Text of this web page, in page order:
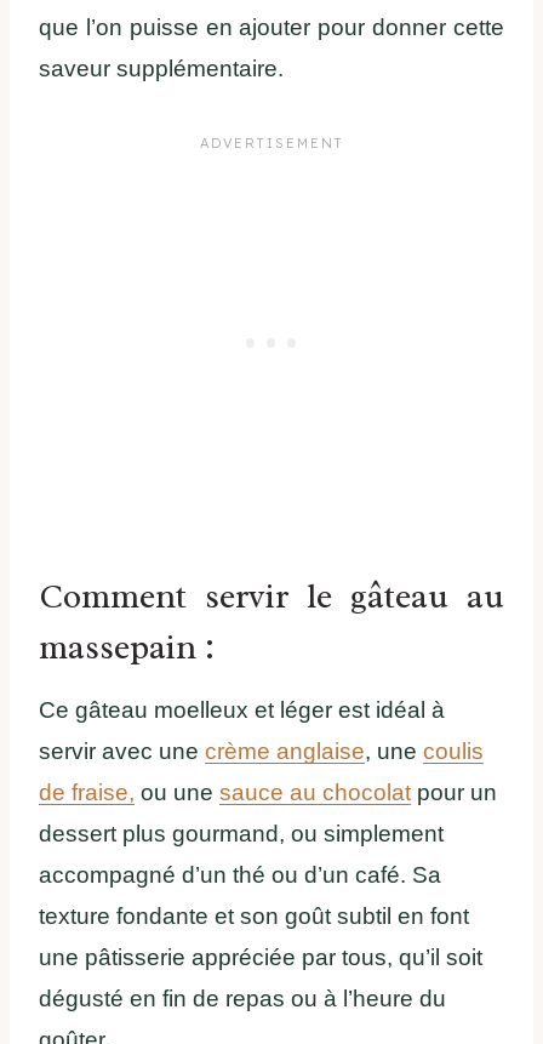
que l’on puisse en ajouter pour donner cette
saveur supplémentaire.
Comment servir le gâteau au
massepain :
Ce gâteau moelleux et léger est idéal à
servir avec une crème anglaise, une coulis
de fraise, ou une sauce au chocolat pour un
dessert plus gourmand, ou simplement
accompagné d’un thé ou d’un café. Sa
texture fondante et son goût subtil en font
une pâtisserie appréciée par tous, qu’il soit
dégusté en fin de repas ou à l’heure du